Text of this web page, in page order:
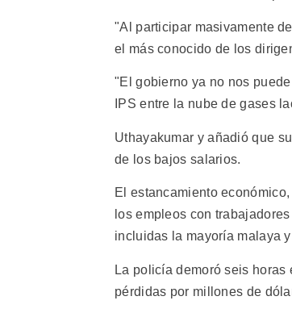
"Al participar masivamente
el más conocido de los
"El gobierno ya no nos
IPS entre la nube de gases
Uthayakumar y añadió que
de los bajos salarios.
El estancamiento
los empleos con
incluidas la mayoría malaya
La policía demoró seis
pérdidas por millones de